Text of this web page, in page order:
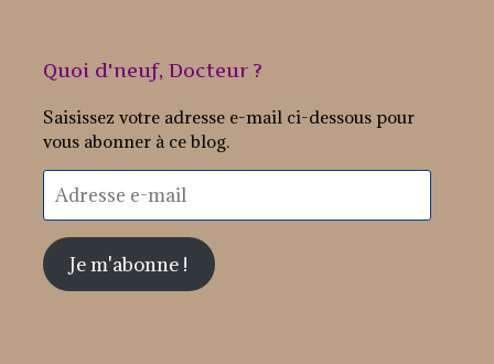
Quoi d'neuf, Docteur ?
Saisissez votre adresse e-mail ci-dessous pour
vous abonner à ce blog.
Adresse
e-
Je m'abonne !